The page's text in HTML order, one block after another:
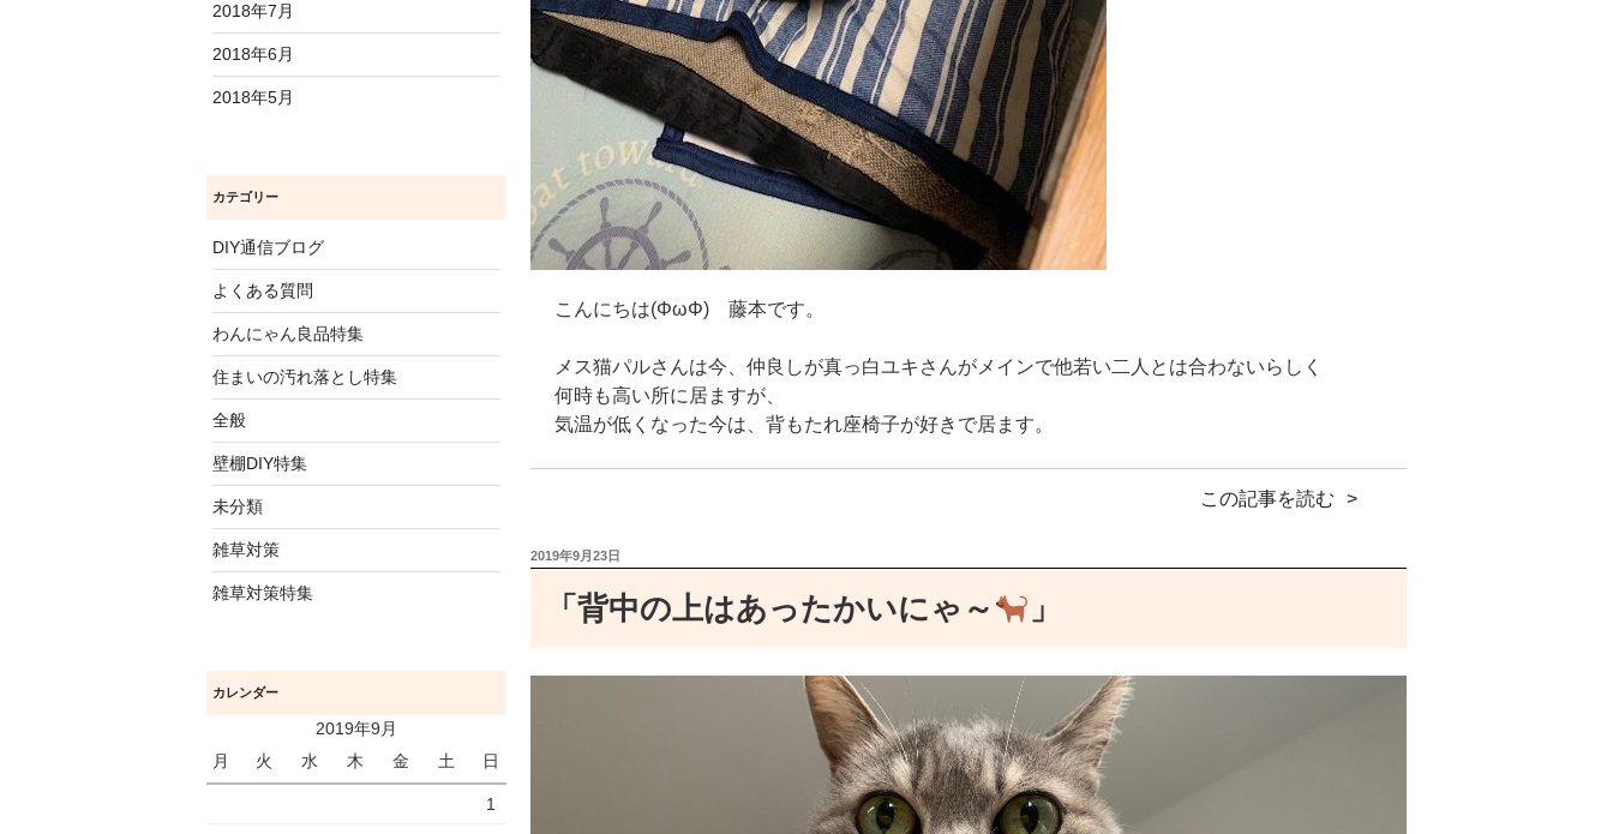
そして
我が家のニャンズにも
秋が来ているようです
「睡眠の秋(_ *˘ω˘)_Zzz…」
こんにちは(ΦωΦ) 藤本です。
メス猫パルさんは今、仲良しが真っ白ユキさんがメインで他若い二人とは合わないらしく
何時も高い所に居ますが、
気温が低くなった今は、背もたれ座椅子が好きで居ます。
でも、他の猫さん達が動き出して、周りに来出したら退いて、我が奥様の嫁入り道具の鏡台の椅
たまに上で爪研いだりするので奥様は、
「やめろ〜」椅子どけろ〜と私に怒ってます。
この記事を読む
投
稿
2019年9月23日
「背中の上はあったかいにゃ～ 」
2018年7月
2018年6月
2018年5月
カテゴリー
DIY通信ブログ
よくある質問
わんにゃん良品特集
住まいの汚れ落とし特集
全般
壁棚DIY特集
未分類
雑草対策
雑草対策特集
カレンダー
2019年9月
月
火 水 木 金 土 日
1